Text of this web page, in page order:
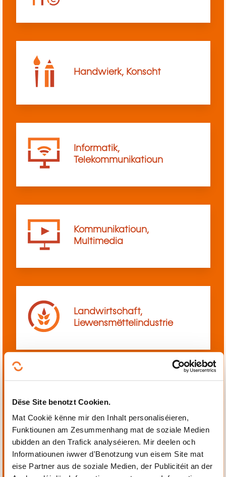
Dëse Site benotzt Cookien.
Mat Cookië kënne mir den Inhalt personaliséieren,
Funktiounen am Zesummenhang mat de soziale Medien
ubidden an den Trafick analyséieren. Mir deelen och
Informatiounen iwwer d'Benotzung vun eisem Site mat
eise Partner aus de soziale Medien, der Publicitéit an der
Handwierk, Konscht
Informatik,
Telekommunikatioun
Kommunikatioun,
Multimedia
Landwirtschaft,
Liewensmëttelindustrie
Automatiséierung